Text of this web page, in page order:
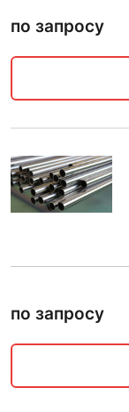
по запросу
по запросу